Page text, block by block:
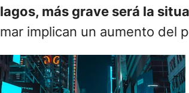
lagos, más grave será la
mar implican un aumento del